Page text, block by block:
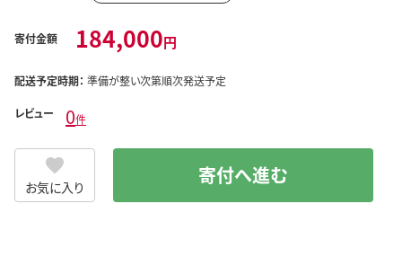
寄付金額 184,000円
配送予定時期： 準備が整い次第順次発送予定
レビュー 0件
お気に入り 寄付へ進む